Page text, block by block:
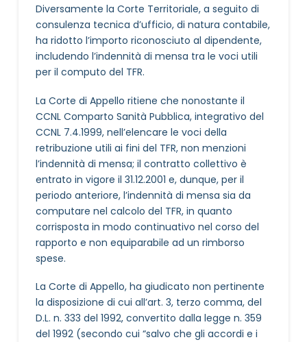
Diversamente la Corte Territoriale, a seguito di
consulenza tecnica d’ufficio, di natura contabile,
ha ridotto l’importo riconosciuto al dipendente,
includendo l’indennità di mensa tra le voci utili
per il computo del TFR.
La Corte di Appello ritiene che nonostante il
CCNL Comparto Sanità Pubblica, integrativo del
CCNL 7.4.1999, nell’elencare le voci della
retribuzione utili ai fini del TFR, non menzioni
l’indennità di mensa; il contratto collettivo è
entrato in vigore il 31.12.2001 e, dunque, per il
periodo anteriore, l’indennità di mensa sia da
computare nel calcolo del TFR, in quanto
corrisposta in modo continuativo nel corso del
rapporto e non equiparabile ad un rimborso
spese.
La Corte di Appello, ha giudicato non pertinente
la disposizione di cui all’art. 3, terzo comma, del
D.L. n. 333 del 1992, convertito dalla legge n. 359
del 1992 (secondo cui “salvo che gli accordi e i